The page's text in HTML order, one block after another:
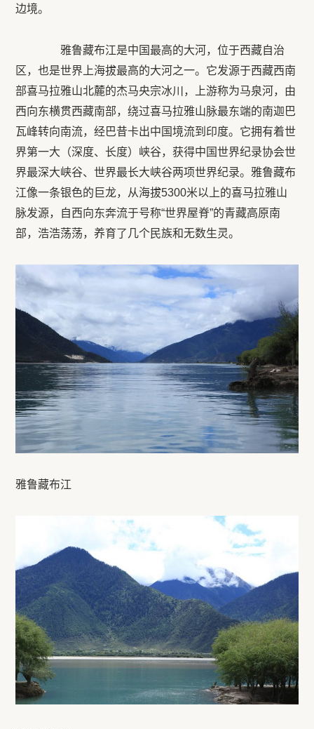
边境。
雅鲁藏布江是中国最高的大河，位于西藏自治
区，也是世界上海拔最高的大河之一。它发源于西藏西南
部喜马拉雅山北麓的杰马央宗冰川，上游称为马泉河，由
西向东横贯西藏南部，绕过喜马拉雅山脉最东端的南迦巴
瓦峰转向南流，经巴昔卡出中国境流到印度。它拥有着世
界第一大（深度、长度）峡谷，获得中国世界纪录协会世
界最深大峡谷、世界最长大峡谷两项世界纪录。雅鲁藏布
江像一条银色的巨龙，从海拔5300米以上的喜马拉雅山
脉发源，自西向东奔流于号称“世界屋脊”的青藏高原南
部，浩浩荡荡，养育了几个民族和无数生灵。
雅鲁藏布江